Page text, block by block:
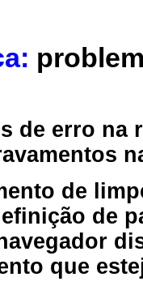
de erro
de
de
que